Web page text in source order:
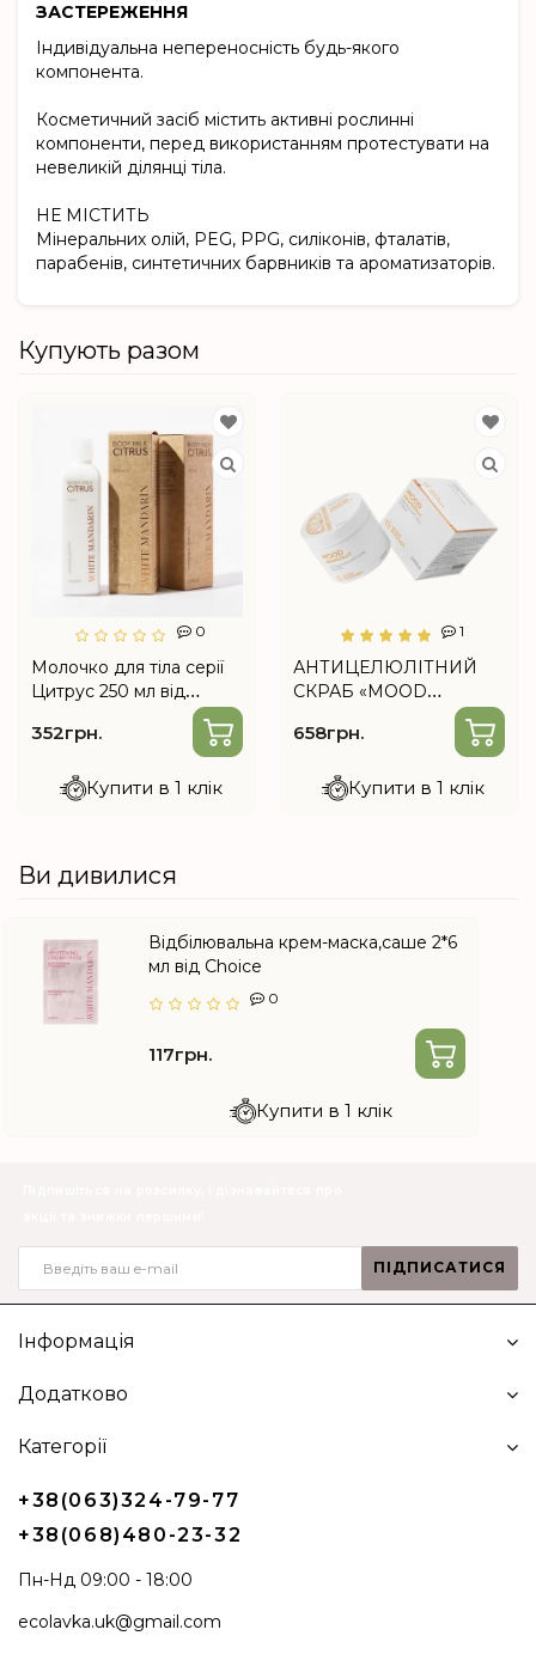
ЗАСТЕРЕЖЕННЯ
Індивідуальна непереносність будь-якого
компонента.
Косметичний засіб містить активні рослинні
компоненти, перед використанням протестувати на
невеликій ділянці тіла.
НЕ МІСТИТЬ
Мінеральних олій, РEG, PPG, силіконів, фталатів,
парабенів, синтетичних барвників та ароматизаторів.
Купують разом
0
Молочко для тіла серії
Цитрус 250 мл від
352грн.
Купити в 1 клік
1
АНТИЦЕЛЮЛІТНИЙ
СКРАБ «MOOD
658грн.
Купити в 1 клік
Ви дивилися
Відбілювальна крем-маска,саше 2*6
мл від Choice
0
117грн.
Купити в 1 клік
ПІДПИСАТИСЯ
Інформація
Додатково
Категорії
+38(063)324-79-77
+38(068)480-23-32
Пн-Нд 09:00 - 18:00
ecolavka.uk@gmail.com